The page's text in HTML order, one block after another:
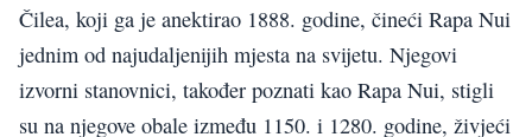
Čilea, koji ga je anektirao 1888. godine, čineći Rapa Nui
jednim od najudaljenijih mjesta na svijetu. Njegovi
izvorni stanovnici, također poznati kao Rapa Nui, stigli
su na njegove obale između 1150. i 1280. godine, živjeći